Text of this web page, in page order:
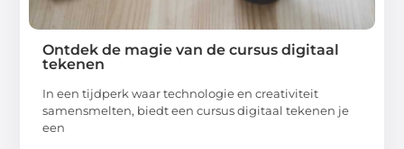
Ontdek de magie van de cursus digitaal
tekenen
In een tijdperk waar technologie en creativiteit
samensmelten, biedt een cursus digitaal tekenen je
een